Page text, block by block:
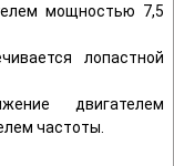
мощностью 7,5
лопастной
двигателем
частоты.